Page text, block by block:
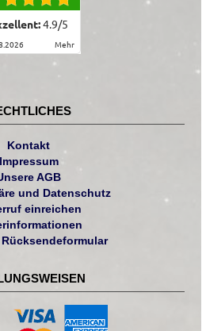
4.9/5
mehr
Kontakt
Impressum
AGB
und Datenschutz
einreichen